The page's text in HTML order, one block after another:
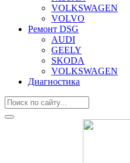
VOLKSWAGEN
VOLVO
Ремонт DSG
AUDI
GEELY
SKODA
VOLKSWAGEN
Диагностика